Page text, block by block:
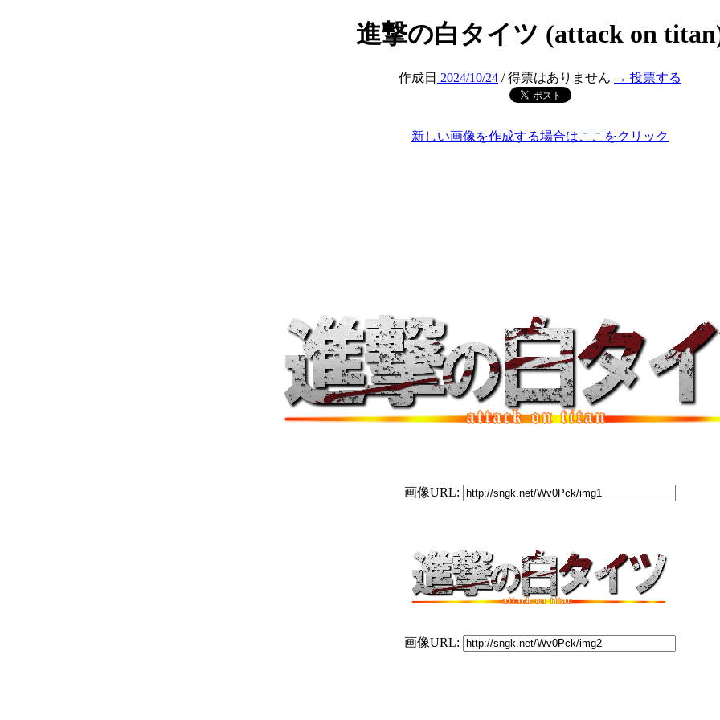
進撃の白タイツ (attack on
作成日 2024/10/24 / 得票はありません → 投票する
新しい画像を作成する場合はここをクリック
画像URL:
画像URL: